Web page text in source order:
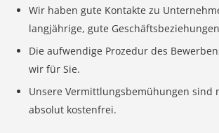
Wir haben gute Kontakte zu
langjährige, gute
Die aufwendige Prozedur des
wir für Sie.
Unsere Vermittlungsbemühungen sind
absolut kostenfrei.